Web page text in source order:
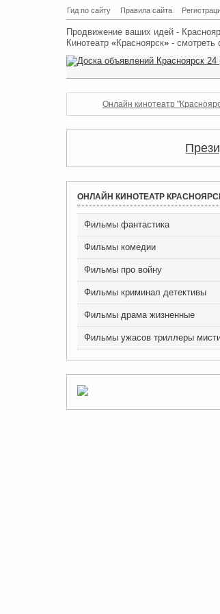
Гид по сайту Правила сайта
Продвижение ваших идей -
Кинотеатр «Красноярск»- смотреть
Онлайн кинотеатр
ОНЛАЙН КИНОТЕАТР
Фильмы фантастика
Фильмы комедии
Фильмы про войну
Фильмы криминал детективы
Фильмы драма жизненные
Фильмы ужасов триллеры